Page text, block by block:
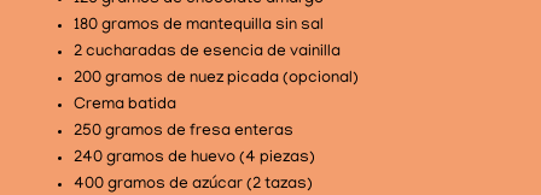
180 gramos de mantequilla sin sal
2 cucharadas de esencia de vainilla
200 gramos de nuez picada (opcional)
Crema batida
250 gramos de fresa enteras
240 gramos de huevo (4 piezas)
400 gramos de azúcar (2 tazas)